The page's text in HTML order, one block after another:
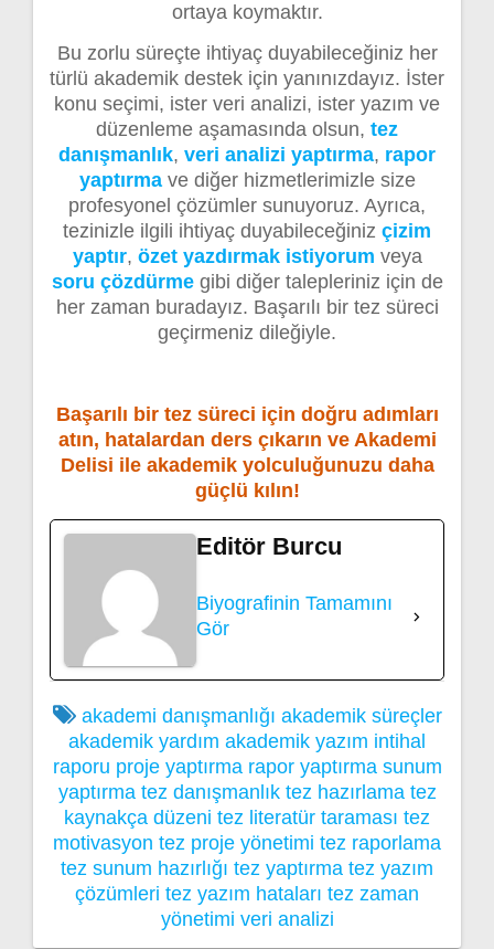
ortaya koymaktır.
Bu zorlu süreçte ihtiyaç duyabileceğiniz her
türlü akademik destek için yanınızdayız. İster
konu seçimi, ister veri analizi, ister yazım ve
düzenleme aşamasında olsun, tez
danışmanlık, veri analizi yaptırma, rapor
yaptırmave diğer hizmetlerimizle size
profesyonel çözümler sunuyoruz. Ayrıca,
tezinizle ilgili ihtiyaç duyabileceğiniz çizim
yaptır, özet yazdırmak istiyorum veya
soru çözdürmegibi diğer talepleriniz için de
her zaman buradayız. Başarılı bir tez süreci
geçirmeniz dileğiyle.
Başarılı bir tez süreci için doğru adımları
atın, hatalardan ders çıkarın ve Akademi
Delisi ile akademik yolculuğunuzu daha
güçlü kılın!
Editör Burcu
Biyografinin Tamamını
Gör
akademi danışmanlığı akademik süreçler
akademik yardım akademik yazım intihal
raporu proje yaptırma rapor yaptırma sunum
yaptırma tez danışmanlık tez hazırlama tez
kaynakça düzeni tez literatür taraması tez
motivasyon tez proje yönetimi tez raporlama
tez sunum hazırlığı tez yaptırma tez yazım
çözümleri tez yazım hataları tez zaman
yönetimi veri analizi